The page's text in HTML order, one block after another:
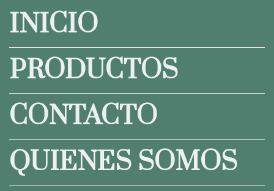
INICIO
PRODUCTOS
CONTACTO
QUIENES SOMOS